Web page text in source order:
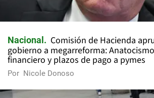
Nacional
Comisión de Hacienda
gobierno a megarreforma:
financiero y plazos de pago a pymes
Por Nicole Donoso